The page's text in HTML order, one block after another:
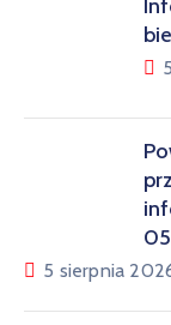
5 sierpnia